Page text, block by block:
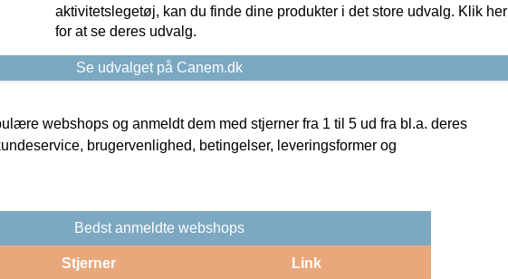
aktivitetslegetøj, kan du finde dine produkter i det store udvalg. Klik her
for at se deres udvalg.
Se udvalget på Canem.dk
webshops og anmeldt dem med stjerner fra 1 til 5 ud fra bl.a. deres
brugervenlighed, betingelser, leveringsformer og
Bedst anmeldte webshops
Stjerner Link